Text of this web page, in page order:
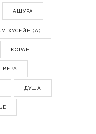
АШУРА
ХУСЕЙН (А)
КОРАН
ВЕРА
ДУША